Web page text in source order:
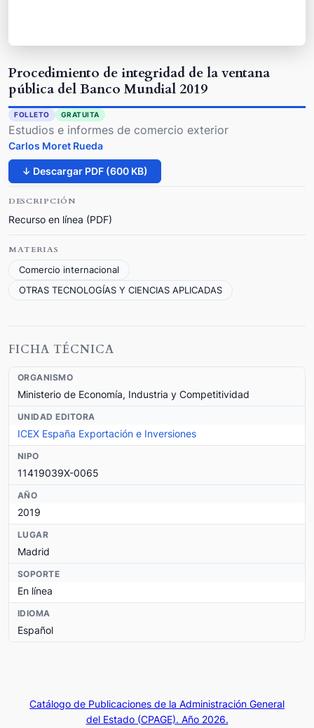
Procedimiento de integridad de la ventana
pública del Banco Mundial 2019
FOLLETO GRATUITA
Estudios e informes de comercio exterior
Carlos Moret Rueda
↓ Descargar PDF (600 KB)
DESCRIPCIÓN
Recurso en línea (PDF)
MATERIAS
Comercio internacional
OTRAS TECNOLOGÍAS Y CIENCIAS APLICADAS
FICHA TÉCNICA
ORGANISMO
Ministerio de Economía, Industria y Competitividad
UNIDAD EDITORA
ICEX España Exportación e Inversiones
NIPO
11419039X-0065
AÑO
2019
LUGAR
Madrid
SOPORTE
En línea
IDIOMA
Español
Catálogo de Publicaciones de la Administración General
del Estado (CPAGE). Año 2026.